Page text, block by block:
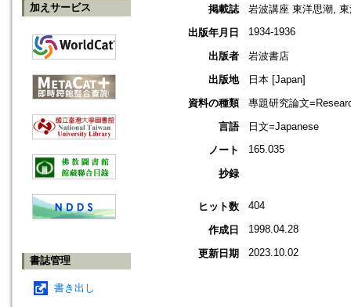
加えサービス
書誌管理
書き出し
掲載誌
岩波講座 東洋思潮,
出版年月日
1934-1936
出版者
岩波書店
出版地
日本 [Japan]
資料の種類
專題研究論文
言語
日文=Japanese
ノート
165.035
抄録
ヒット数 404
作成日 1998.04.28
更新日期 2023.10.02